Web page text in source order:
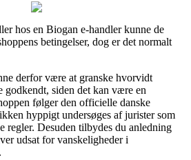
hos en Biogan e-handler kunne de
betingelser, dog er det normalt
derfor være at granske hvorvidt
godkendt, siden det kan være en
følger den officielle danske
hyppigt undersøges af jurister som
regler. Desuden tilbydes du anledning
udsat for vanskeligheder i